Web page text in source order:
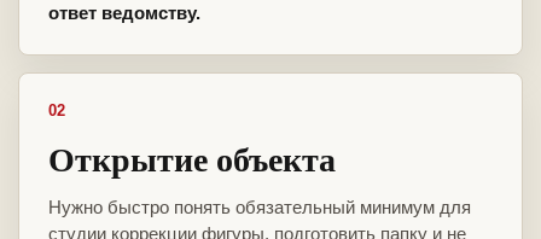
ответ ведомству.
02
Открытие объекта
Нужно быстро понять обязательный минимум для
студии коррекции фигуры, подготовить папку и не